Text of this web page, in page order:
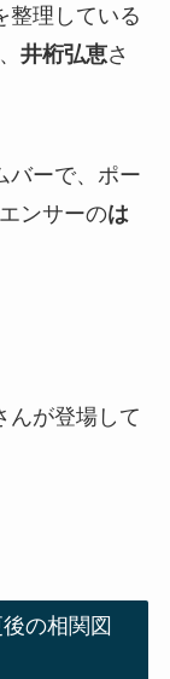
整理している
井桁弘恵さ
バーで、ポー
ンサーのは
んが登場して
の相関図